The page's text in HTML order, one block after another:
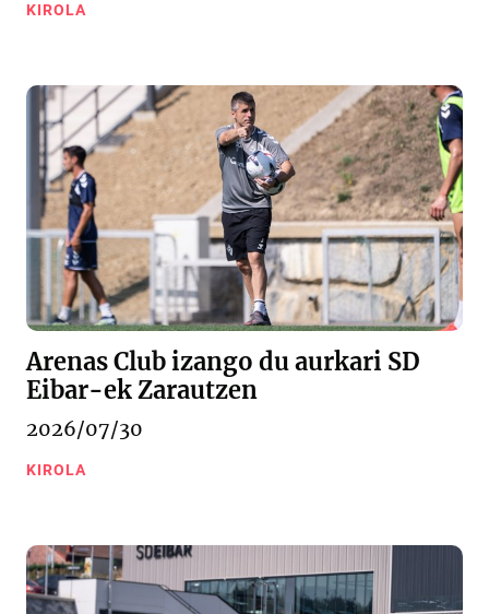
KIROLA
Arenas Club izango du aurkari SD
Eibar-ek Zarautzen
2026/07/30
KIROLA